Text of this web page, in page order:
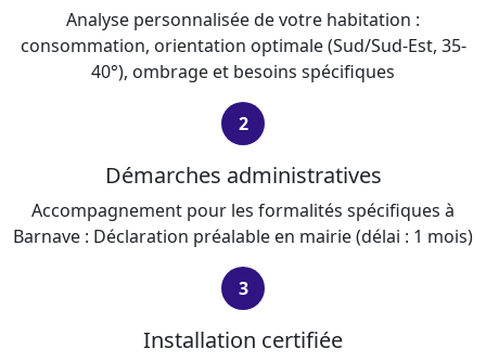
Analyse personnalisée de votre habitation :
consommation, orientation optimale (Sud/Sud-Est, 35-
40°), ombrage et besoins spécifiques
2
Démarches administratives
Accompagnement pour les formalités spécifiques à
Barnave : Déclaration préalable en mairie (délai : 1 mois)
3
Installation certifiée